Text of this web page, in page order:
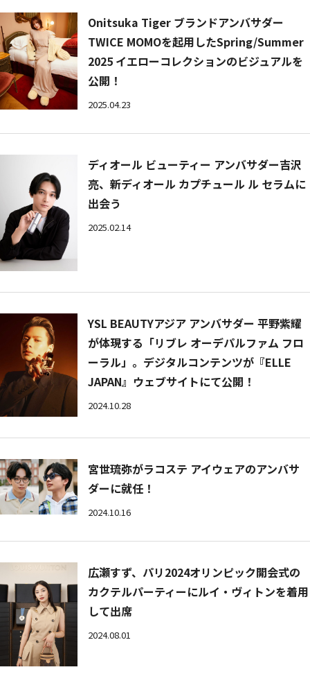
Onitsuka Tiger ブランドアンバサダー
TWICE MOMOを起用したSpring/Summer
2025 イエローコレクションのビジュアルを
公開！
2025.04.23
ディオール ビューティー アンバサダー吉沢
亮、新ディオール カプチュール ル セラムに
出会う
2025.02.14
YSL BEAUTYアジア アンバサダー 平野紫耀
が体現する「リブレ オーデパルファム フロ
ーラル」。デジタルコンテンツが『ELLE
JAPAN』ウェブサイトにて公開！
2024.10.28
宮世琉弥がラコステ アイウェアのアンバサ
ダーに就任！
2024.10.16
広瀬すず、パリ2024オリンピック開会式の
カクテルパーティーにルイ・ヴィトンを着用
して出席
2024.08.01